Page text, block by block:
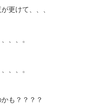
更けて、、、
、、。
、、。
も？？？？